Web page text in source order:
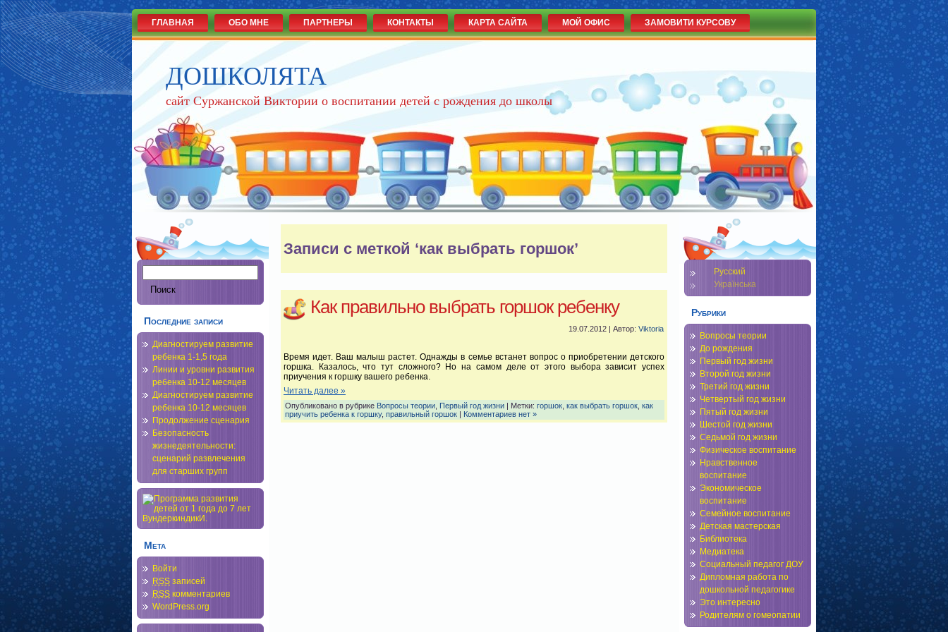
ДОШКОЛЯТА
сайт Суржанской Виктории о воспитании детей с рождения до школы
ГЛАВНАЯ ОБО МНЕ ПАРТНЕРЫ КОНТАКТЫ КАРТА САЙТА МОЙ ОФИС ЗАМОВИТИ КУРСОВУ
Последние записи
Диагностируем развитие
ребенка 1-1,5 года
Линии и уровни развития
ребенка 10-12 месяцев
Диагностируем развитие
ребенка 10-12 месяцев
Продолжение сценария
Безопасность
жизнедеятельности:
сценарий развлечения
для старших групп
Мета
Войти
RSS записей
RSS комментариев
WordPress.org
Записи с меткой ‘как выбрать горшок’
Как правильно выбрать горшок ребенку
19.07.2012 | Автор: Viktoria
Время идет. Ваш малыш растет. Однажды в семье встанет вопрос о приобретении детского
горшка. Казалось, что тут сложного? Но на самом деле от этого выбора зависит успех
приучения к горшку вашего ребенка.
Читать далее »
Опубликовано в рубрике Вопросы теории Первый год жизни | Метки: горшок как выбрать горшок как
приучить ребенка к горшку, правильный горшок | Комментариев нет »
Русский
Українська
Рубрики
Вопросы теории
До рождения
Первый год жизни
Второй год жизни
Третий год жизни
Четвертый год жизни
Пятый год жизни
Шестой год жизни
Седьмой год жизни
Физическое воспитание
Нравственное
воспитание
Экономическое
воспитание
Семейное воспитание
Детская мастерская
Библиотека
Медиатека
Социальный педагог ДОУ
Дипломная работа по
дошкольной педагогике
Это интересно
Родителям о гомеопатии